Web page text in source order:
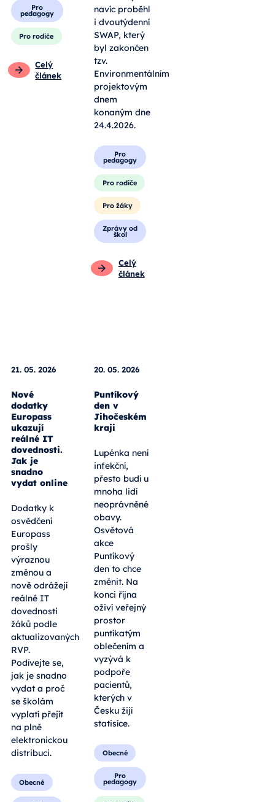
jako opora a
průvodci.
Pro
pedagogy
sbírali
odpadky. V
letošním roce
ale v rámci
celé školy
navíc proběhl
i dvoutýdenní
SWAP, který
byl zakončen
tzv.
projektovým
dnem
konaným dne
24.4.2026.
Pro
pedagogy
Pro žáky
21. 05. 2026
Nové
dodatky
Europass
reálné IT
dovednosti.
Jak je
snadno
vydat online
Dodatky k
osvědčení
Europass
prošly
výraznou
změnou a
nově odrážejí
reálné IT
dovednosti
žáků podle
aktualizovaných
RVP.
Podívejte se,
jak je snadno
vydat a proč
vyplatí přejít
na plně
Puntíkový
den v
Jihočeském
kraji
Lupénka není
infekční,
přesto budí u
mnoha lidí
neoprávněné
obavy.
Osvětová
akce
Puntíkový
den to chce
změnit. Na
konci října
oživí veřejný
prostor
puntíkatým
oblečením a
vyzývá k
pacientů,
kterých v
Česku žijí
statisíce.